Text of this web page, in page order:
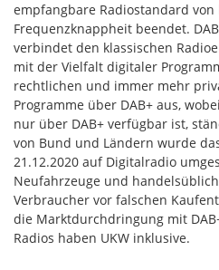
empfangbare Radiostandard
Frequenzknappheit beendet.
verbindet den klassischen
mit der Vielfalt digitaler
rechtlichen und immer mehr
Programme über DAB+ aus,
nur über DAB+ verfügbar ist,
von Bund und Ländern wurde
21.12.2020 auf Digitalradio
Neufahrzeuge und
Verbraucher vor falschen
die Marktdurchdringung mit
Radios haben UKW inklusive.